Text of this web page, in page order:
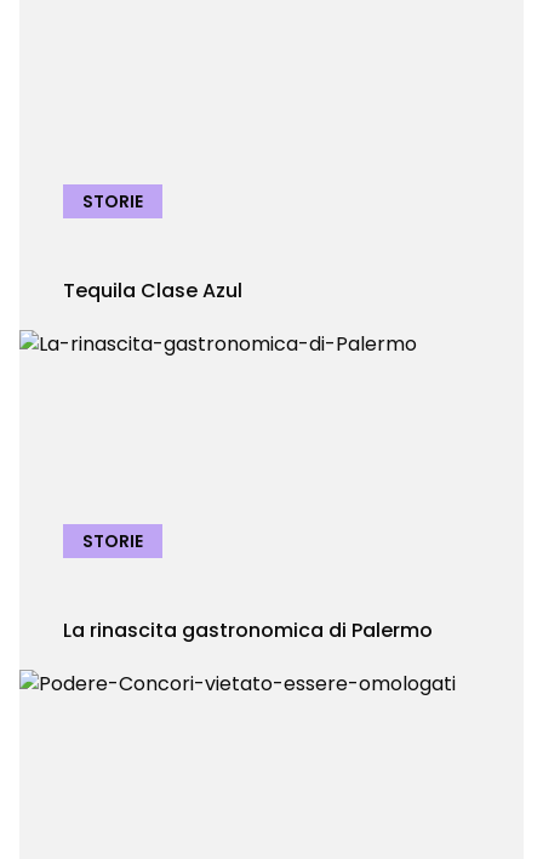
STORIE
Tequila Clase Azul
STORIE
La rinascita gastronomica di Palermo